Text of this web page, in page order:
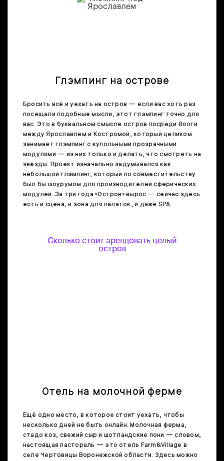
Глэмпинг на острове
Бросить всё и уехать на остров — если вас хоть раз
посещали подобные мысли, этот глэмпинг точно для
вас. Это в буквальном смысле остров посреди Волги
между Ярославлем и Костромой, который целиком
занимает глэмпинг с купольными прозрачными
модулями — из них только и делать, что смотреть на
звёзды. Проект изначально задумывался как
небольшой глэмпинг, который по совместительству
был бы шоурумом для производителей сферических
модулей. За три года «Остров» вырос — сейчас здесь
есть и сцена, и зона для палаток, и даже SPA.
Сколько стоит арендовать целый
остров
Отель на молочной ферме
Ещё одно место, в которое стоит уехать, чтобы
несколько дней не быть онлайн. Молочная ферма,
стадо коз, свежий сыр и шотландские пони — словом,
настоящая пастораль — это отель Farm&Village в
селе Чертовицы Воронежской области. Здесь можно